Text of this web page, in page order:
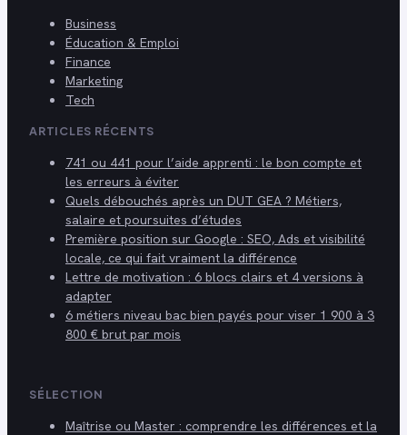
Business
Éducation & Emploi
Finance
Marketing
Tech
ARTICLES RÉCENTS
741 ou 441 pour l’aide apprenti : le bon compte et
les erreurs à éviter
Quels débouchés après un DUT GEA ? Métiers,
salaire et poursuites d’études
Première position sur Google : SEO, Ads et visibilité
locale, ce qui fait vraiment la différence
Lettre de motivation : 6 blocs clairs et 4 versions à
adapter
6 métiers niveau bac bien payés pour viser 1 900 à 3
800 € brut par mois
SÉLECTION
Maîtrise ou Master : comprendre les différences et la